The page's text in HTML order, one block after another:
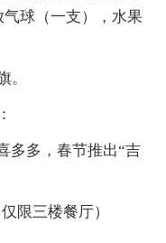
球（一支），水果
。
多多，春节推出“吉
限三楼餐厅）